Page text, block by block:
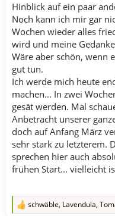
Hinblick auf ein paar
Noch kann ich mir gar
Wochen wieder alles
wird und meine
Wäre aber schön, wenn
gut tun.
Ich werde mich heute
machen... In zwei
gesät werden. Mal
Anbetracht unserer
doch auf Anfang März
sehr stark zu letzterem.
sprechen hier auch
frühen Start... vielleicht
R
schwäble, Lavendula,